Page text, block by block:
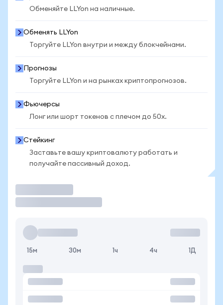
Обменяйте LLYon на наличные.
Обменять LLYon
Торгуйте LLYon внутри и между блокчейнами.
Прогнозы
Торгуйте LLYon и на рынках криптопрогнозов.
Фьючерсы
Лонг или шорт токенов с плечом до 50x.
Стейкинг
Заставьте вашу криптовалюту работать и
получайте пассивный доход.
15м 30м 1ч 4ч 1Д